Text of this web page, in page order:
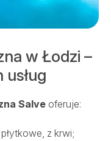
w Łodzi –
Salve oferuje:
z krwi;